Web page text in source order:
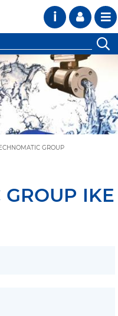
i
GROUP
IKE